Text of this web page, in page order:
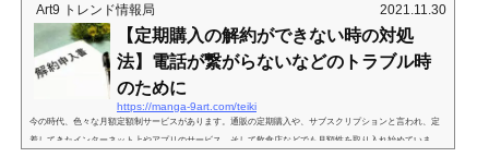
Art9 トレンド情報局 2021.11.30
【定期購入の解約ができない時の対処
法】電話が繋がらないなどのトラブル時
のために
https://manga-9art.com/teiki
今の時代、色々な月額定額制サービスがあります。通販の定期購入や、サブスクリプションと言われ、定
着してきたインターネット上やアプリのサービス。そして飲食店などでも月額性を取り入れ始めていま